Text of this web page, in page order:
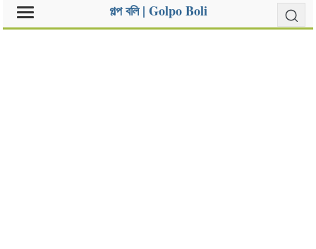
গল্প বলি | Golpo Boli